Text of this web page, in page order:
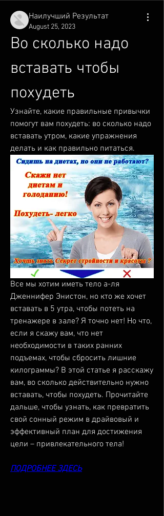
Наилучший Результат
August 25, 2023
Во сколько надо
вставать чтобы
похудеть
Узнайте, какие правильные привычки
помогут вам похудеть: во сколько надо
вставать утром, какие упражнения
делать и как правильно питаться.
Все мы хотим иметь тело а-ля
Дженнифер Энистон, но кто же хочет
вставать в 5 утра, чтобы потеть на
тренажере в зале? Я точно нет! Но что,
если я скажу вам, что нет
необходимости в таких ранних
подъемах, чтобы сбросить лишние
килограммы? В этой статье я расскажу
вам, во сколько действительно нужно
вставать, чтобы похудеть. Прочитайте
дальше, чтобы узнать, как превратить
свой сонный режим в драйвовый и
эффективный план для достижения
цели – привлекательного тела!
ПОДРОБНЕЕ ЗДЕСЬ